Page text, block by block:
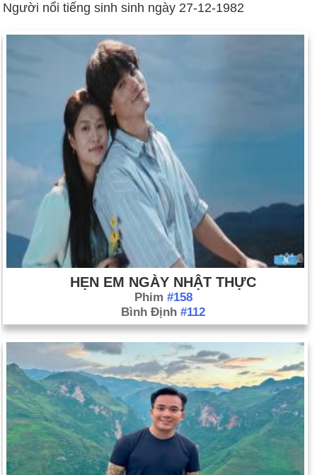
Người nổi tiếng sinh sinh ngày 27-12-1982
HẸN EM NGÀY NHẬT THỰC
Phim #158
Bình Định #112